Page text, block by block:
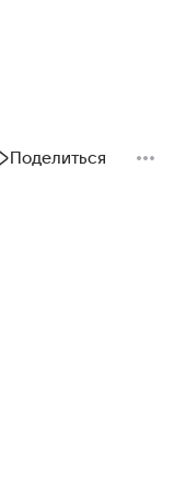
Поделиться